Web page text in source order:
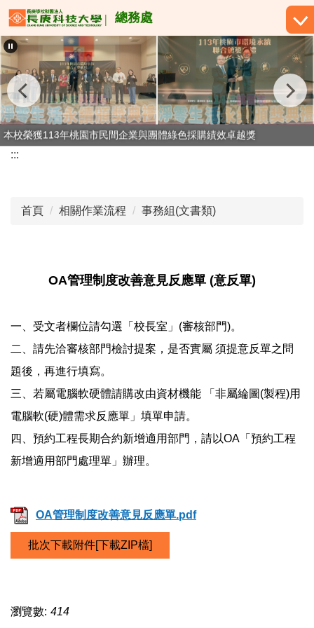
跳
到
主
內
容
區
總務處
本校榮獲114年桃園市民間企業與團體綠色採購績效卓越獎
本校榮獲113年桃園市民間企業與團體綠色採購績效卓越獎
:::
首頁 相關作業流程 事務組(文書類)
OA管理制度改善意見反應單 (意反單)
一、受文者欄位請勾選「校長室」(審核部門)。
二、請先洽審核部門檢討提案，是否實屬 須提意反單之問
題後，再進行填寫。
三、若屬電腦軟硬體請購改由資材機能 「非屬綸圖(製程)用
電腦軟(硬)體需求反應單」填單申請。
四、預約工程長期合約新增適用部門，請以OA「預約工程
新增適用部門處理單」辦理。
OA管理制度改善意見反應單.pdf
批次下載附件[下載ZIP檔]
瀏覽數: 414